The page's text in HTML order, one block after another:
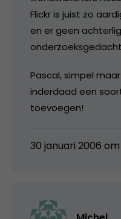
Flickr is juist zo
en er geen
Pascal, simpel
inderdaad een
toevoegen!
30 januari 2006 om